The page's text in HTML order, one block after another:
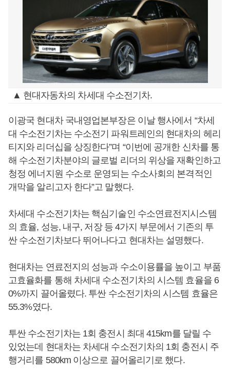
▲ 현대자동차의 차세대 수소전기차.
이광국 현대차 국내영업본부장은 이날 행사에서 “차세
대 수소전기차는 수소전기 파워트레인의 현대차의 헤리
티지와 리더십을 상징한다”며 “이번에 공개한 신차를 통
해 수소전기차분야의 글로벌 리더의 위상을 재확인하고
청정 에너지원 수소로 운영되는 수소사회의 본격적인
개막을 알리고자 한다”고 말했다.
차세대 수소전기차는 핵심기술인 수소연료전지시스템
의 효율, 성능, 내구, 저장 등 4가지 부문에서 기존의 투
싼 수소전기차보다 뛰어나다고 현대차는 설명했다.
현대차는 연료전지의 성능과 수소이용률을 높이고 부품
고효율화를 통해 차세대 수소전기차의 시스템 효율을 6
0%까지 끌어올렸다. 투싼 수소전기차의 시스템 효율은
55.3%였다.
투싼 수소전기차는 1회 충전시 최대 415km를 달릴 수
있었는데 현대차는 차세대 수소전기차의 1회 충전시 주
행거리를 580km 이상으로 끌어올리기로 했다.